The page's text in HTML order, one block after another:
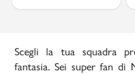
Scegli la tua squadra
fantasia. Sei super fan di